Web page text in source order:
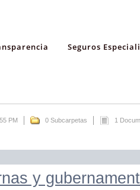
Seguros
PM 0 Subcarpetas 1
y